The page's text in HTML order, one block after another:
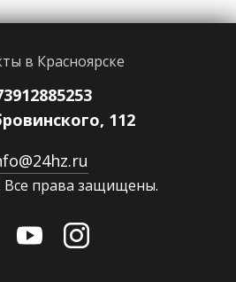
в Красноярске
112
права защищены.